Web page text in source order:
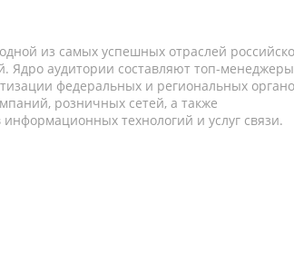
из самых успешных отраслей
Ядро аудитории составляют топ-
федеральных и региональных
розничных сетей, а также
технологий и услуг связи.